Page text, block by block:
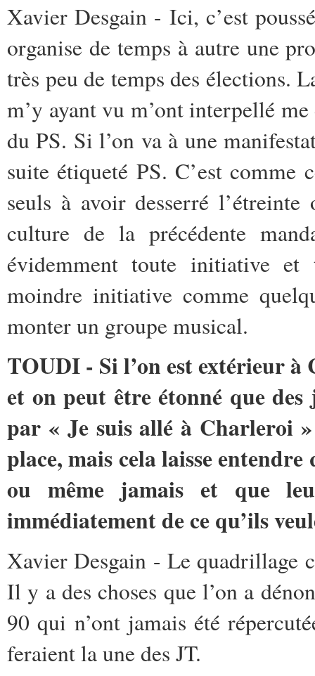
Xavier Desgain - Ici, c’est
organise de temps à autre une
très peu de temps des élections.
m’y ayant vu m’ont interpellé
du PS. Si l’on va à une
suite étiqueté PS. C’est
seuls à avoir desserré
culture de la précédente
évidemment toute initiative
moindre initiative comme
monter un groupe musical.
TOUDI - Si l’on est extérieur à
et on peut être étonné que
par « Je suis allé à Charleroi
place, mais cela laisse
ou même jamais et que
immédiatement de ce qu’ils
Xavier Desgain - Le quadrillage
Il y a des choses que l’on a
90 qui n’ont jamais été
feraient la une des JT.